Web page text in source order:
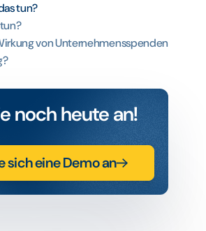
tun?
von Unternehmensspenden
noch heute an!
sich eine Demo an